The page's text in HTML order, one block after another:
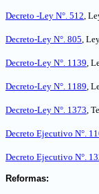
Decreto -Ley N°. 512,
Decreto-Ley N°. 805,
Decreto-Ley N°. 1139,
Decreto-Ley N°. 1189,
Decreto-Ley N°. 1373,
Decreto Ejecutivo N°.
Decreto Ejecutivo N°.
Reformas: